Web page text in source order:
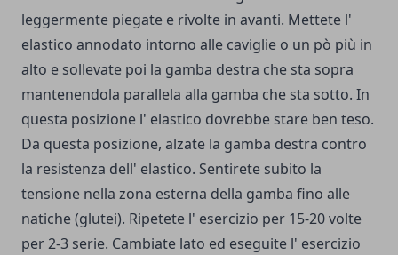
leggermente piega­te e rivolte in avanti. Mettete l'
elastico annodato intorno alle caviglie o un pò più in
alto e sollevate poi la gamba destra che sta sopra
mantenendola parallela al­la gamba che sta sotto. In
questa posizione l' elastico dovrebbe stare ben teso.
Da questa posizione, alzate la gamba destra contro
la resistenza del­l' elastico. Sentirete subito la
tensione nella zona esterna della gamba fino alle
natiche (glutei). Ripetete l' esercizio per 15-20 volte
per 2-3 serie. Cambiate lato ed eseguite l' esercizio